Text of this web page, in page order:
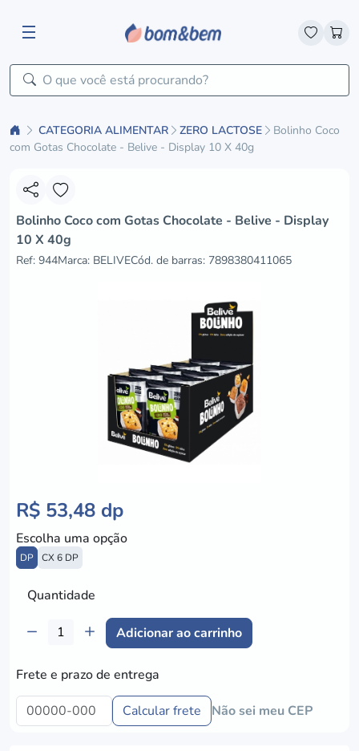
CATEGORIA ALIMENTAR ZERO LACTOSE
Bolinho Coco
com Gotas Chocolate - Belive - Display 10 X 40g
Bolinho Coco com Gotas Chocolate - Belive - Display
10 X 40g
Ref: 944Marca: BELIVECód. de barras: 7898380411065
R$ 53,48 dp
Escolha uma opção
DP CX 6 DP
Quantidade
Adicionar ao carrinho
Frete e prazo de entrega
Calcular frete Não sei meu CEP